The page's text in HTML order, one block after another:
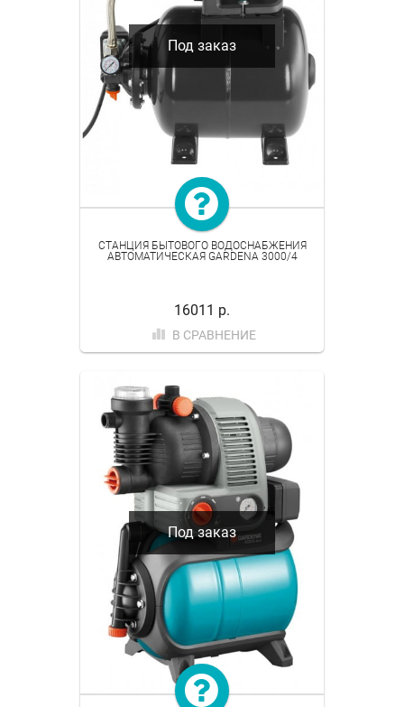
Под заказ
СТАНЦИЯ БЫТОВОГО ВОДОСНАБЖЕНИЯ
АВТОМАТИЧЕСКАЯ GARDENA 3000/4
16011 р.
В СРАВНЕНИЕ
Под заказ